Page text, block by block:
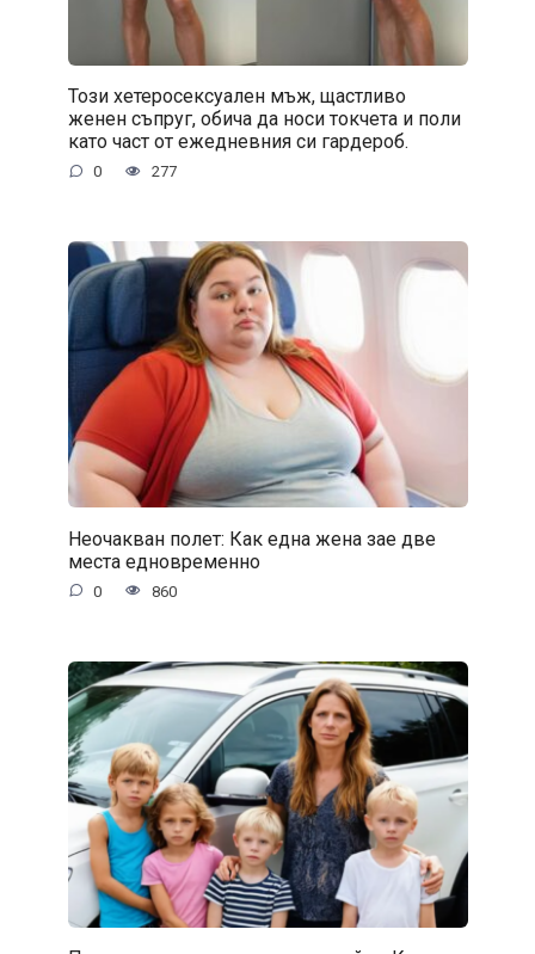
Този хетеросексуален мъж, щастливо
женен съпруг, обича да носи токчета и поли
като част от ежедневния си гардероб.
0 277
Неочакван полет: Как една жена зае две
места едновременно
0 860